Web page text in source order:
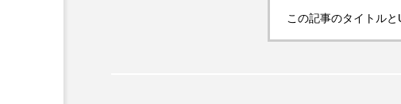
この記事のタイトル